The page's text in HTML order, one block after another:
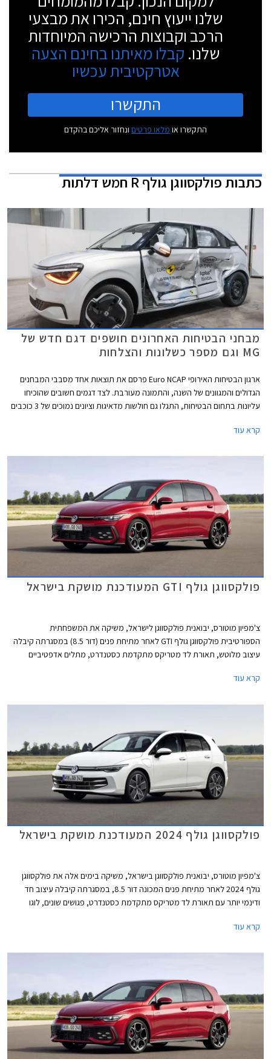
שלנו ייעוץ חינם, הכירו את מבצעי
הרכב וקבוצות הרכישה המיוחדות
שלנו. קבלו מאיתנו בחינם הצעה
אטרקטיבית עכשיו
התקשרו
התקשרו או מלאו פרטים ונחזור אליכם בהקדם
כתבותפולקסווגן גולף R חמש דלתות
מבחני הבטיחות האחרונים חושפים דגם חדש של
MG וגם מספר כשלונות והצלחות
ארגון הבטיחות האירופי Euro NCAP פרסם את תוצאות אחד מסבבי המבחנים
הגדולים והמגוונים של השנה, והתמונה מעורבת. לצד דגמים חשובים שהוכיחו
עליונות בתחום הבטיחות, התגלו גם חולשות מדאיגות וציונים נמוכים של 3 כוכבים
מנת לבדוק את רמת בטיחותו בסטנדרטים של היום.
קרא עוד
פולקסווגן גולף GTI המעודכנת מושקת בישראל
צ'מפיון מוטורס, יבואנית פולקסווגן לישראל, משיקה את המשפחתית
הספורטיבית פולקסווגן גולף GTI לאחר מתיחת פנים (דור 8.5) במסגרתה קיבלה
עיצוב מלוטש, תאורת לד מטריקס מתקדמת כסטנדרט, מתלים אדפטיביים
45,000 ₪ ביחס לדגם היוצא ועומד כעת על 299,900 ₪.
קרא עוד
פולקסווגן גולף 2024 המעודכנת מושקת בישראל
צ'מפיון מוטורס, יבואנית פולקסווגן בישראל, משיקה בימים אלה את פולקסווגן
גולף 2024 לאחר מתיחת פנים המכונה דור 8.5, במסגרתה קיבלה עיצוב חד
ודינמי יותר עם תאורת לד מטריקס מתקדמת כסטנדרט, פגושים שונים, לוגו
אינץ' עם ממשק נוח יותר לתפעול ואפשרויות התאמה אישית. בנוסף עודכן היצע
משמעותית ביחס לדגם הקודם ועומד על החל מ- 169,900 ₪.
קרא עוד